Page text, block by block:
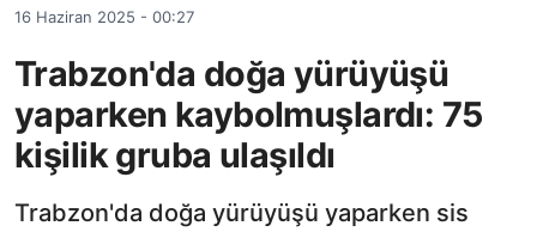
16 Haziran 2025 - 00:27
Trabzon'da doğa yürüyüşü
yaparken kaybolmuşlardı: 75
kişilik gruba ulaşıldı
Trabzon'da doğa yürüyüşü yaparken sis